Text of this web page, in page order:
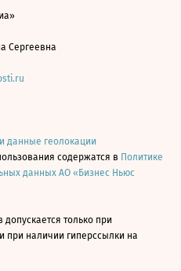
Сергеевна
данные геолокации
содержатся в Политике
данных АО «Бизнес Ньюс
только при
и при наличии гиперссылки на